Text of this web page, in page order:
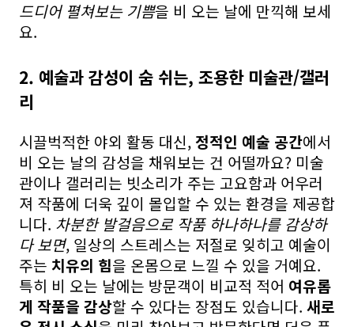
드디어 펼쳐보는 기쁨을 비 오는 날에 만끽해 보세
요.
2. 예술과 감성이 숨 쉬는, 조용한 미술관/갤러
리
시끌벅적한 야외 활동 대신,정적인 예술 공간에서
비 오는 날의 감성을 채워보는 건 어떨까요? 미술
관이나 갤러리는 빗소리가 주는 고요함과 어우러
져 작품에 더욱 깊이 몰입할 수 있는 환경을 제공합
니다. 차분한 발걸음으로 작품 하나하나를 감상하
다 보면, 일상의 스트레스는 저절로 잊히고 예술이
주는 치유의 힘을 온몸으로 느낄 수 있을 거예요.
특히 비 오는 날에는 방문객이 비교적 적어 여유롭
게 작품을 감상할 수 있다는 장점도 있습니다. 새로